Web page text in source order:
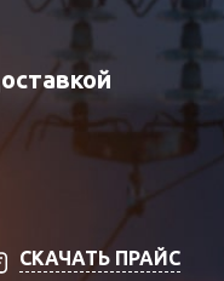
СКАЧАТЬ ПРАЙС